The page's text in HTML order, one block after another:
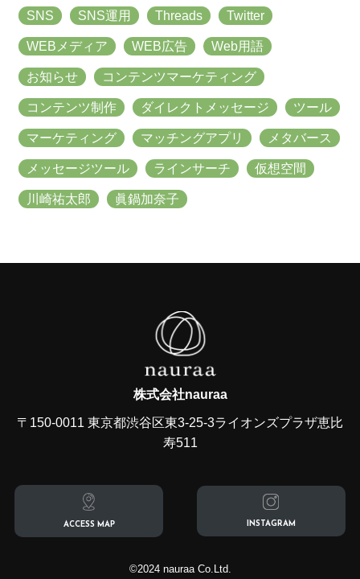
SNS SNS運用 Threads Twitter
WEBメディア WEB広告 Web用語
お知らせ コンテンツマーケティング
コンテンツ制作 ダイレクトメッセージ ツール
マーケティング マッチングアプリ メタバース
メッセージツール ラインサーチ 仮想空間
川崎祐太郎 眞鍋加奈子
株式会社nauraa
〒150-0011 東京都渋谷区東3-25-3ライオンズプラザ恵比
寿511
ACCESS MAP INSTAGRAM
©︎2024 nauraa Co.Ltd.